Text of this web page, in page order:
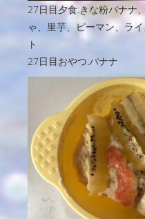
27日目夕食:きな粉バナナ
ゃ、里芋、ピーマン、ラ
ト
27日目おやつ:バナナ